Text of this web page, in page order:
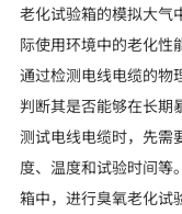
老化试验箱的模拟大气
际使用环境中的老化性
通过检测电线电缆的物
判断其是否能够在长期
测试电线电缆时，先需
度、温度和试验时间等
箱中，进行臭氧老化试